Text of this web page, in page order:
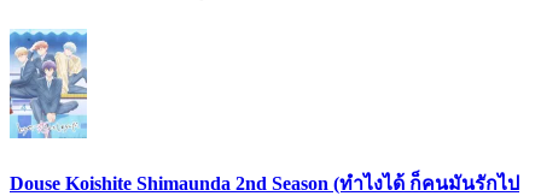
Douse Koishite Shimaunda 2nd Season (ทำไงได้ ก็คนมันรักไป